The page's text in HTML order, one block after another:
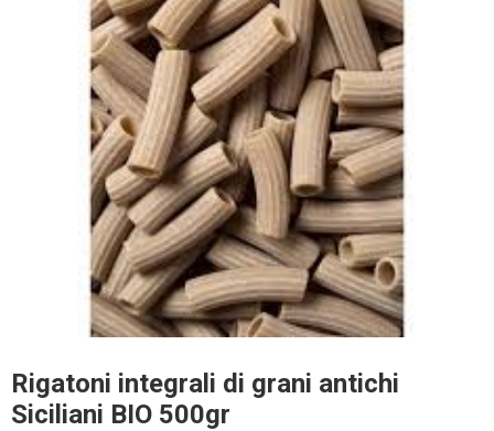
Rigatoni integrali di grani antichi
Siciliani BIO 500gr